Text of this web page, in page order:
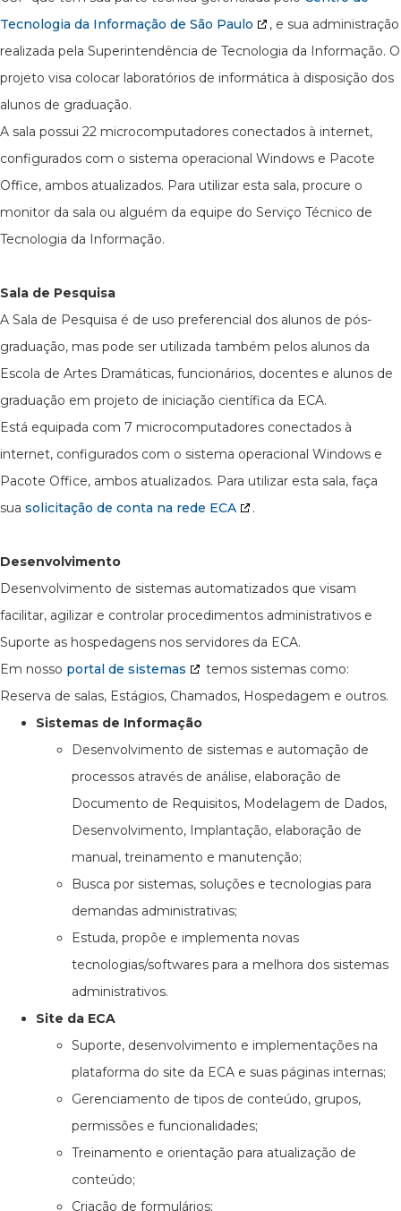
Tecnologia da Informação de São Paulo
, e sua administração
realizada pela Superintendência de Tecnologia da Informação. O
projeto visa colocar laboratórios de informática à disposição dos
alunos de graduação.
A sala possui 22 microcomputadores conectados à internet,
configurados com o sistema operacional Windows e Pacote
Office, ambos atualizados. Para utilizar esta sala, procure o
monitor da sala ou alguém da equipe do Serviço Técnico de
Tecnologia da Informação.
Sala de Pesquisa
A Sala de Pesquisa é de uso preferencial dos alunos de pós-
graduação, mas pode ser utilizada também pelos alunos da
Escola de Artes Dramáticas, funcionários, docentes e alunos de
graduação em projeto de iniciação científica da ECA.
Está equipada com 7 microcomputadores conectados à
internet, configurados com o sistema operacional Windows e
Pacote Office, ambos atualizados. Para utilizar esta sala, faça
sua solicitação de conta na rede ECA .
Desenvolvimento
Desenvolvimento de sistemas automatizados que visam
facilitar, agilizar e controlar procedimentos administrativos e
Suporte as hospedagens nos servidores da ECA.
Em nosso portal de sistemas
temos sistemas como:
Reserva de salas, Estágios, Chamados, Hospedagem e outros.
Sistemas de Informação
Desenvolvimento de sistemas e automação de
processos através de análise, elaboração de
Documento de Requisitos, Modelagem de Dados,
Desenvolvimento, Implantação, elaboração de
manual, treinamento e manutenção;
Busca por sistemas, soluções e tecnologias para
demandas administrativas;
Estuda, propõe e implementa novas
tecnologias/softwares para a melhora dos sistemas
administrativos.
Site da ECA
Suporte, desenvolvimento e implementações na
plataforma do site da ECA e suas páginas internas;
Gerenciamento de tipos de conteúdo, grupos,
permissões e funcionalidades;
Treinamento e orientação para atualização de
conteúdo;
Criação de formulários;